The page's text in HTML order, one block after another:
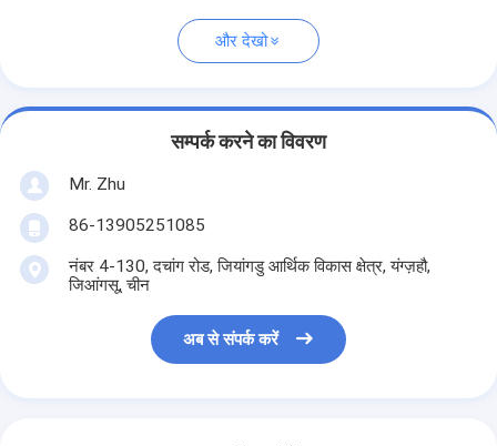
और देखो
सम्पर्क करने का विवरण
Mr. Zhu
86-13905251085
नंबर 4-130, दचांग रोड, जियांगडु आर्थिक विकास क्षेत्र, यंग्ज़हौ,
जिआंगसू, चीन
अब से संपर्क करें